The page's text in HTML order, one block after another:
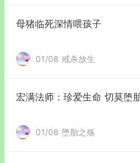
母猪临死深情喂孩子
01/08 戒杀放生
宏满法师：珍爱生命 切莫堕
01/08 堕胎之殇